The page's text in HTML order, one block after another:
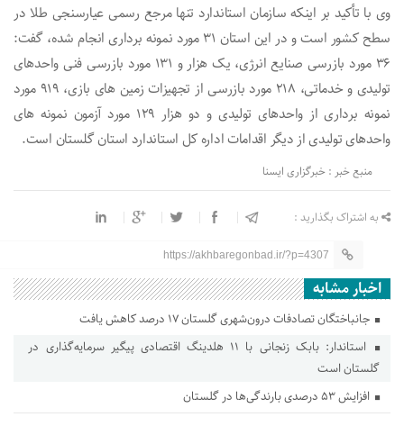
وی با تأکید بر اینکه سازمان استاندارد تنها مرجع رسمی عیارسنجی طلا در
سطح کشور است و در این استان ۳۱ مورد نمونه برداری انجام شده، گفت:
۳۶ مورد بازرسی صنایع انرژی، یک هزار و ۱۳۱ مورد بازرسی فنی واحدهای
تولیدی و خدماتی، ۲۱۸ مورد بازرسی از تجهیزات زمین های بازی، ۹۱۹ مورد
نمونه برداری از واحدهای تولیدی و دو هزار ۱۲۹ مورد آزمون نمونه های
واحدهای تولیدی از دیگر اقدامات اداره کل استاندارد استان گلستان است.
منبع خبر : خبرگزاری ایسنا
به اشتراک بگذارید :
https://akhbaregonbad.ir/?p=4307
اخبار مشابه
جانباختگان تصادفات درون‌شهری گلستان ۱۷ درصد کاهش یافت
استاندار: بابک زنجانی با ۱۱ هلدینگ اقتصادی پیگیر سرمایه‌گذاری در
گلستان است
افزایش ۵۳ درصدی بارندگی‌ها در گلستان